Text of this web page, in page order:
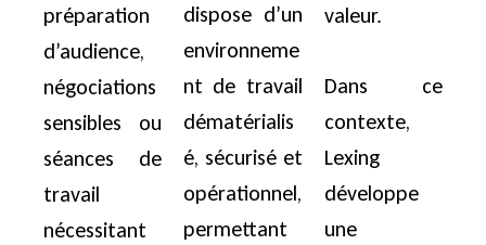
préparation
d’audience,
négociations
sensibles ou
séances de
travail
nécessitant
dispose d’un
environneme
nt de travail
dématérialis
é, sécurisé et
opérationnel,
permettant
valeur.
Dans ce
contexte,
Lexing
développe
une